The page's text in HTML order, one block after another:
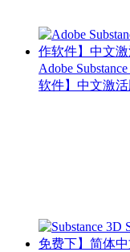
Adobe
软件】中文激活